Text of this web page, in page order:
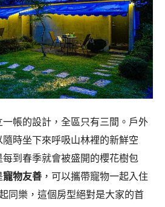
一帳的設計，全區只有三間。戶外
時坐下來呼吸山林裡的新鮮空
到春季就會被盛開的櫻花樹包
寵物友善 ，可以攜帶寵物一起入住
同樂，這個房型絕對是大家的首